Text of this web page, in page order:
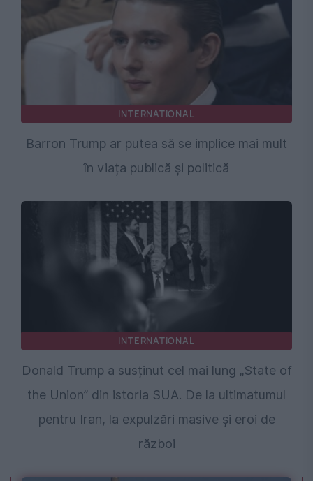
INTERNATIONAL
Barron Trump ar putea să se implice mai mult
în viața publică și politică
INTERNATIONAL
Donald Trump a susținut cel mai lung „State of
the Union” din istoria SUA. De la ultimatumul
pentru Iran, la expulzări masive și eroi de
război